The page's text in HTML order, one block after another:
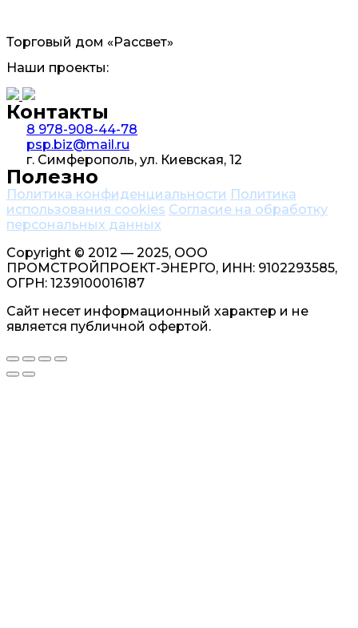
Торговый дом «Рассвет»
Наши проекты:
Контакты
8 978-908-44-78
psp.biz@mail.ru
г. Симферополь, ул. Киевская, 12
Полезно
Политика конфиденциальности Политика
использования cookies Согласие на обработку
персональных данных
Copyright © 2012 — 2025, ООО
ПРОМСТРОЙПРОЕКТ-ЭНЕРГО, ИНН: 9102293585,
ОГРН: 1239100016187
Сайт несет информационный характер и не
является публичной офертой.